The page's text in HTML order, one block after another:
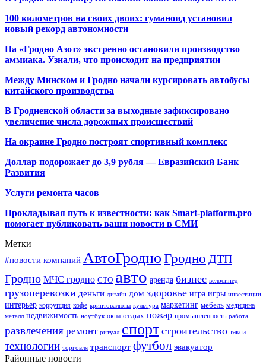
100 километров на своих двоих: гуманоид установил
новый рекорд автономности
На «Гродно Азот» экстренно остановили производство
аммиака. Узнали, что происходит на предприятии
Между Минском и Гродно начали курсировать автобусы
китайского производства
В Гродненской области за выходные зафиксировано
увеличение числа дорожных происшествий
На окраине Гродно построят спортивный комплекс
Доллар подорожает до 3,9 рубля — Евразийский Банк
Развития
Услуги ремонта часов
Прокладывая путь к известности: как Smart-platform.pro
помогает публиковать ваши новости в СМИ
Метки
#новости компаний АвтоГродноГродно ДТП
Гродно МЧС гродно СТО авто аренда бизнес велосипед
грузоперевозки деньги дизайн дом здоровье игра игры инвестиции
интерьер коррупция кофе криптовалюты культура маркетинг мебель медицина
металл недвижимость ноутбук окна отдых пожар промышленность работа
развлечения ремонт ритуал спорт строительство такси
технологии торговля транспорт футбол эвакуатор
Районные новости